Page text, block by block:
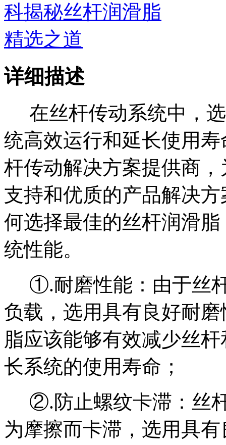
详细描述
在丝杆传动系统中，
统高效运行和延长使用
杆传动解决方案提供商
支持和优质的产品解决
何选择最佳的丝杆润滑
统性能。
①.耐磨性能：由于丝
负载，选用具有良好耐
脂应该能够有效减少丝
长系统的使用寿命；
②.防止螺纹卡滞：丝
为摩擦而卡滞，选用具